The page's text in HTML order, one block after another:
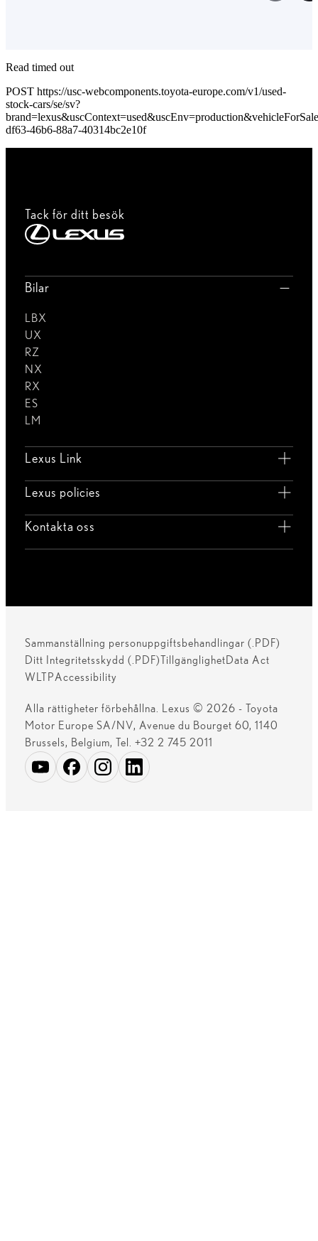
Read timed out
POST https://usc-webcomponents.toyota-europe.com/v1/used-
stock-cars/se/sv?
df63-46b6-88a7-40314bc2e10f
Tack för ditt besök
Bilar
LBX
UX
RZ
NX
RX
ES
LM
Lexus Link
Lexus policies
Kontakta oss
Sammanställning personuppgiftsbehandlingar (.PDF)
Ditt Integritetsskydd (.PDF)TillgänglighetData Act
WLTPAccessibility
Alla rättigheter förbehållna. Lexus © 2026 - Toyota
Motor Europe SA/NV, Avenue du Bourget 60, 1140
Brussels, Belgium, Tel. +32 2 745 2011